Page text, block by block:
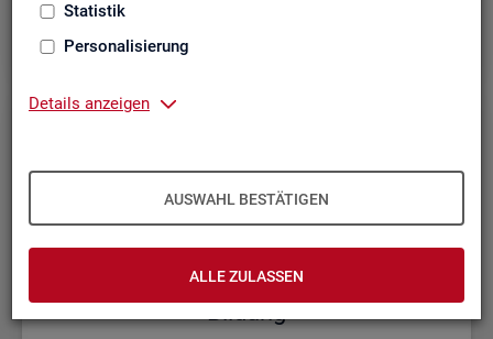
Statistik
Personalisierung
Details anzeigen
AUSWAHL BESTÄTIGEN
ALLE ZULASSEN
Bil­dung